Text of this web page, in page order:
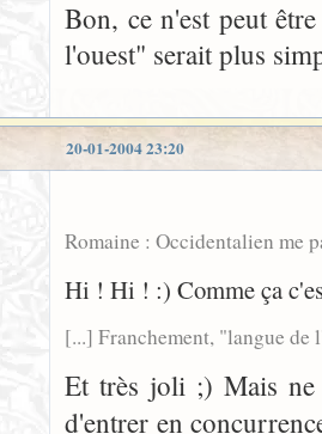
Bon, ce n'est peut
l'ouest" serait plus
20-01-2004 23:20
Romaine : Occidentalien me
Hi ! Hi ! :) Comme ça
[...] Franchement, "langue de
Et très joli ;) Mais ne
d'entrer en